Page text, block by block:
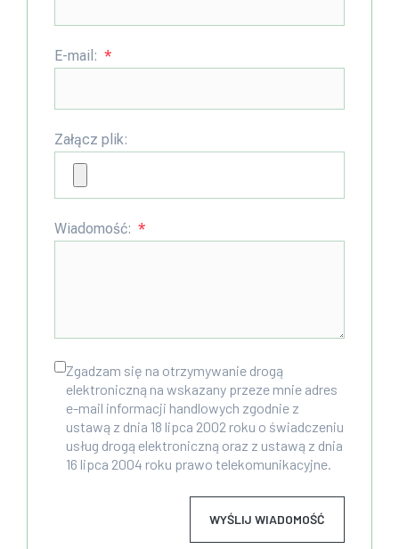
E-mail:
Załącz plik:
Wiadomość:
Zgadzam się na otrzymywanie drogą
elektroniczną na wskazany przeze mnie adres
e-mail informacji handlowych zgodnie z
ustawą z dnia 18 lipca 2002 roku o świadczeniu
usług drogą elektroniczną oraz z ustawą z dnia
16 lipca 2004 roku prawo telekomunikacyjne.
WYŚLIJ WIADOMOŚĆ